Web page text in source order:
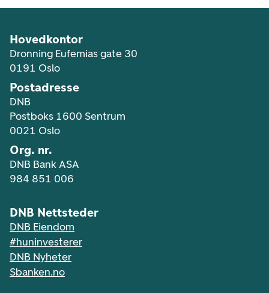
Hovedkontor
Dronning Eufemias gate 30
0191 Oslo
Postadresse
DNB
Postboks 1600 Sentrum
0021 Oslo
Org. nr.
DNB Bank ASA
984 851 006
DNB Nettsteder
DNB Eiendom
#huninvesterer
DNB Nyheter
Sbanken.no